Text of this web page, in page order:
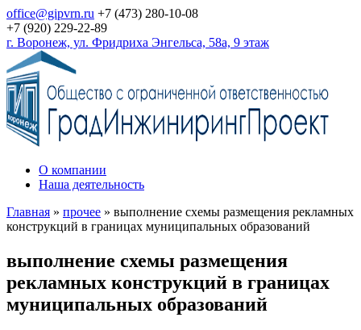
office@gipvrn.ru +7 (473) 280-10-08
+7 (920) 229-22-89
г. Воронеж, ул. Фридриха Энгельса, 58а, 9 этаж
О компании
Наша деятельность
Главная » прочее » выполнение схемы размещения рекламных
конструкций в границах муниципальных образований
выполнение схемы размещения
рекламных конструкций в границах
муниципальных образований